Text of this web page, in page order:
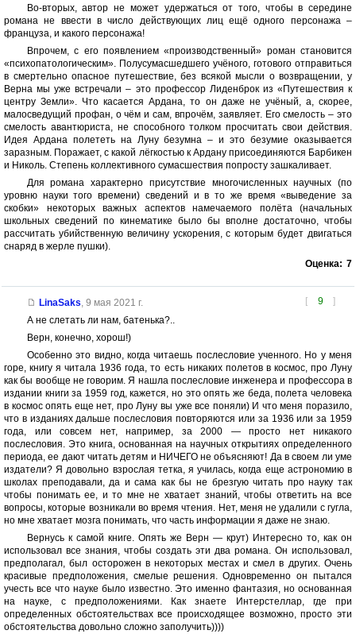
Во-вторых, автор не может удержаться от того, чтобы в середине
романа не ввести в число действующих лиц ещё одного персонажа –
француза, и какого персонажа!
Впрочем, с его появлением «производственный» роман становится
«психопатологическим». Полусумасшедшего учёного, готового отправиться
в смертельно опасное путешествие, без всякой мысли о возвращении, у
Верна мы уже встречали – это профессор Лиденброк из «Путешествия к
центру Земли». Что касается Ардана, то он даже не учёный, а, скорее,
малосведущий профан, о чём и сам, впрочём, заявляет. Его смелость – это
смелость авантюриста, не способного толком просчитать свои действия.
Идея Ардана полететь на Луну безумна – и это безумие оказывается
заразным. Поражает, с какой лёгкостью к Ардану присоединяются Барбикен
и Николь. Степень коллективного сумасшествия попросту зашкаливает.
Для романа характерно присутствие многочисленных научных (по
уровню науки того времени) сведений и в то же время «выведение за
скобки» некоторых важных аспектов намечаемого полёта (начальных
школьных сведений по кинематике было бы вполне достаточно, чтобы
рассчитать убийственную величину ускорения, с которым будет двигаться
снаряд в жерле пушки).
Оценка: 7
[ 9 ]
LinaSaks, 9 мая 2021 г.
А не слетать ли нам, батенька?..
Верн, конечно, хорош!)
Особенно это видно, когда читаешь послесловие ученного. Но у меня
горе, книгу я читала 1936 года, то есть никаких полетов в космос, про Луну
как бы вообще не говорим. Я нашла послесловие инженера и профессора в
издании книги за 1959 год, кажется, но это опять же беда, полета человека
в космос опять еще нет, про Луну вы уже все поняли) И что меня поразило,
что в изданиях дальше послесловия повторяются или за 1936 или за 1959
года, или совсем нет, например, за 2000 — просто нет никакого
послесловия. Это книга, основанная на научных открытиях определенного
периода, ее дают читать детям и НИЧЕГО не объясняют! Да в своем ли уме
издатели? Я довольно взрослая тетка, я училась, когда еще астрономию в
школах преподавали, да и сама как бы не брезгую читать про науку так
чтобы понимать ее, и то мне не хватает знаний, чтобы ответить на все
вопросы, которые возникали во время чтения. Нет, меня не удалили с гугла,
но мне хватает мозга понимать, что часть информации я даже не знаю.
Вернусь к самой книге. Опять же Верн — крут) Интересно то, как он
использовал все знания, чтобы создать эти два романа. Он использовал,
предполагал, был осторожен в некоторых местах и смел в других. Очень
красивые предположения, смелые решения. Одновременно он пытался
учесть все что науке было известно. Это именно фантазия, но основанная
на науке, с предположениями. Как знаете Интерстеллар, где при
определенных обстоятельствах все происходящее возможно, просто эти
обстоятельства довольно сложно заполучить))))